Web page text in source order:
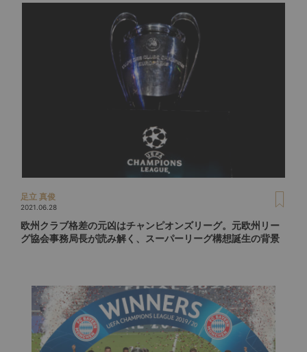
足立 真俊
2021.06.28
欧州クラブ格差の元凶はチャンピオンズリーグ。元欧州リー
グ協会事務局長が読み解く、スーパーリーグ構想誕生の背景